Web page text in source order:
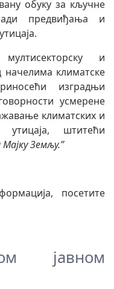
обуку за кључне
предвиђања и
и
начелима климатске
изградњи
усмерене
климатских и
штитећи
Земљу.”
посетите
јавном